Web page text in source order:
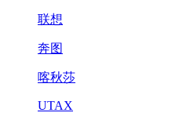
联想
奔图
喀秋莎
UTAX